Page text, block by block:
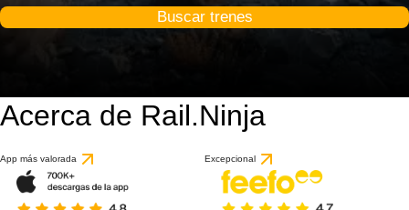
Buscar trenes
Acerca de Rail.Ninja
App más valorada Excepcional